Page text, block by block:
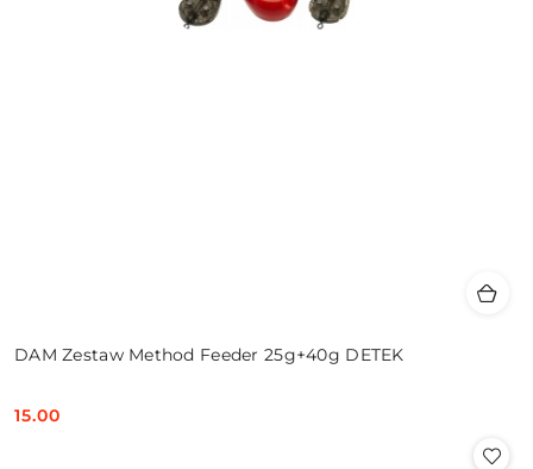
DAM Zestaw Method Feeder 25g+40g DETEK
Cena:
15.00